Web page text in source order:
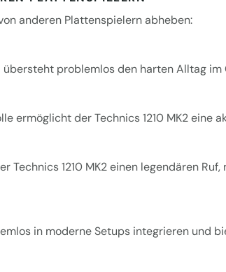
anderen Plattenspielern abheben:
problemlos den harten Alltag
ermöglicht der Technics 1210 MK2 eine
1210 MK2 einen legendären
in moderne Setups integrieren und